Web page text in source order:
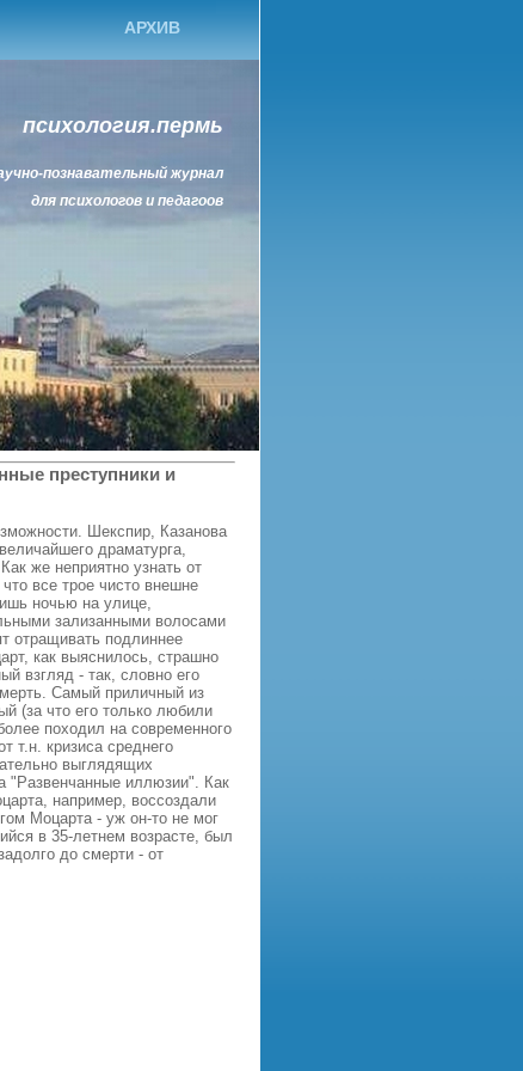
АРХИВ
психология.пермь
познавательный журнал
для психологов и педагоов
преступники и
Шекспир, Казанова
драматурга,
же неприятно узнать от
все трое чисто внешне
ночью на улице,
зализанными волосами
отращивать подлиннее
как выяснилось, страшно
взгляд - так, словно его
Самый приличный из
(за что его только любили
походил на современного
т.н. кризиса среднего
выглядящих
"Развенчанные иллюзии". Как
например, воссоздали
Моцарта - уж он-то не мог
в 35-летнем возрасте, был
до смерти - от